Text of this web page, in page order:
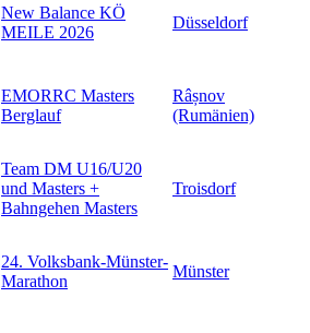
New Balance KÖ
MEILE 2026
Düsseldorf
EMORRC Masters
Berglauf
Râșnov
(Rumänien)
Team DM U16/U20
und Masters +
Bahngehen Masters
Troisdorf
24. Volksbank-Münster-
Marathon
Münster